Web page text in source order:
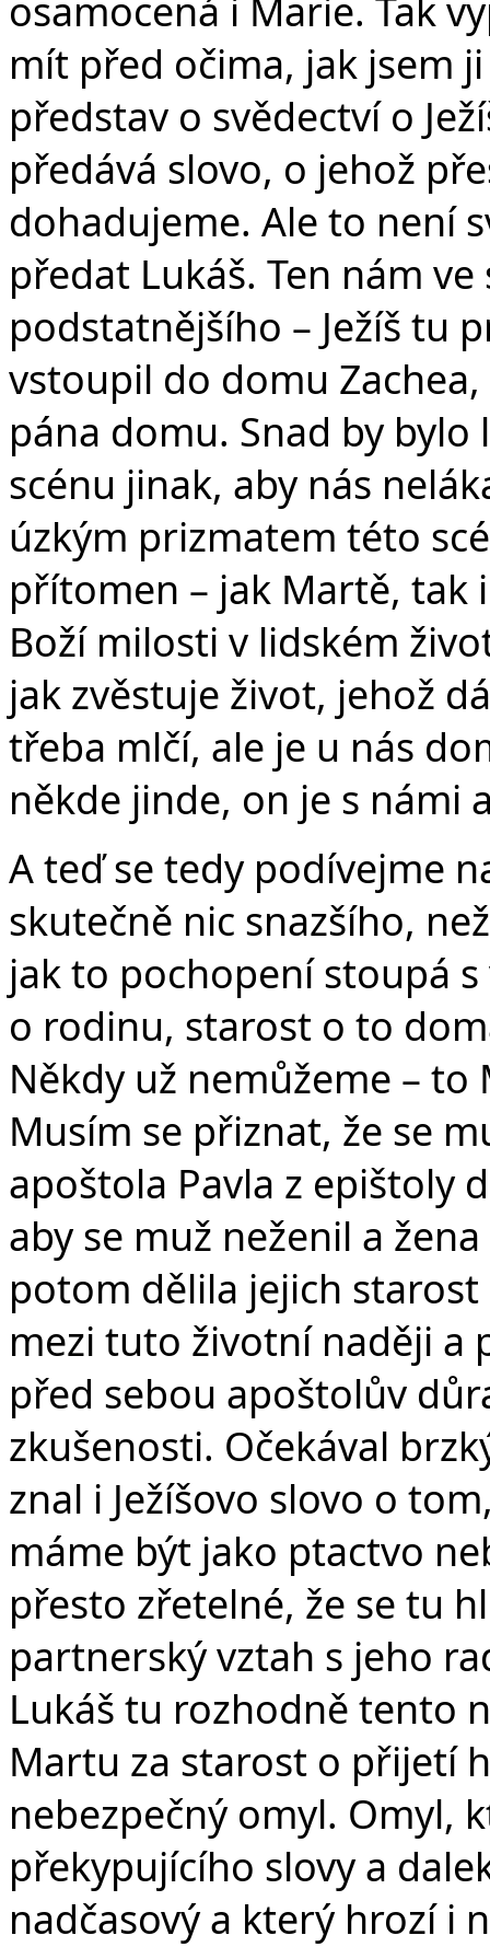
osamocená i Marie. Tak
mít před očima, jak jsem
představ o svědectví o
předává slovo, o jehož
dohadujeme. Ale to není
předat Lukáš. Ten nám
podstatnějšího – Ježíš tu
vstoupil do domu
pána domu. Snad by
scénu jinak, aby nás
úzkým prizmatem této
přítomen – jak Martě, tak
Boží milosti v lidském
jak zvěstuje život, jehož
třeba mlčí, ale je u nás
někde jinde, on je s námi
A teď se tedy podívejme
skutečně nic snazšího,
jak to pochopení stoupá
o rodinu, starost o to
Někdy už nemůžeme –
Musím se přiznat, že se
apoštola Pavla z epištoly
aby se muž neženil a
potom dělila jejich
mezi tuto životní naději a
před sebou apoštolův
zkušenosti. Očekával
znal i Ježíšovo slovo o
máme být jako ptactvo
přesto zřetelné, že se tu
partnerský vztah s jeho
Lukáš tu rozhodně tento
Martu za starost o přijetí
nebezpečný omyl. Omyl,
překypujícího slovy a
nadčasový a který hrozí i